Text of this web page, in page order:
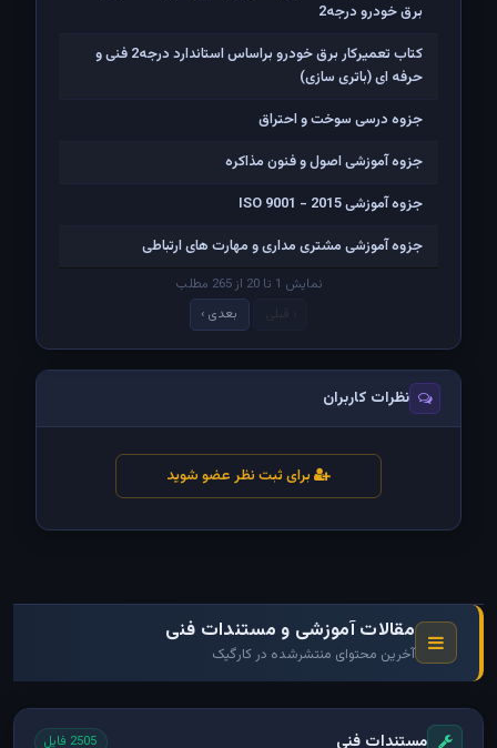
برق خودرو درجه2
کتاب تعمیرکار برق خودرو براساس استاندارد درجه2 فنی و
حرفه ای (باتری سازی)
جزوه درسی سوخت و احتراق
جزوه آموزشی اصول و فنون مذاکره
جزوه آموزشی ISO 9001 - 2015
جزوه آموزشی مشتری مداری و مهارت های ارتباطی
نمایش 1 تا 20 از 265 مطلب
بعدی ›
نظرات کاربران
برای ثبت نظر عضو شوید
مقالات آموزشی و مستندات فنی
آخرین محتوای منتشرشده در کارگیک
مستندات فنی 2505 فایل